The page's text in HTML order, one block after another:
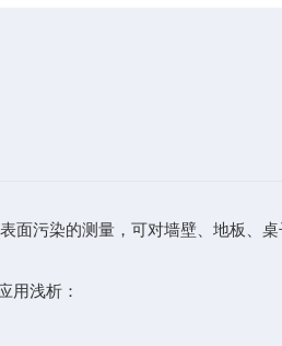
染的测量，可对墙壁、地板、桌
用浅析：